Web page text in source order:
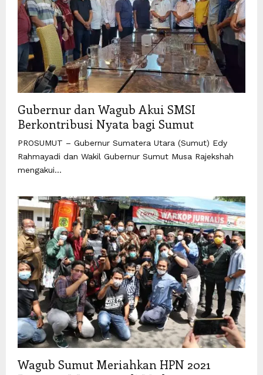
Gubernur dan Wagub Akui SMSI
Berkontribusi Nyata bagi Sumut
PROSUMUT – Gubernur Sumatera Utara (Sumut) Edy
Rahmayadi dan Wakil Gubernur Sumut Musa Rajekshah
mengakui...
Wagub Sumut Meriahkan HPN 2021